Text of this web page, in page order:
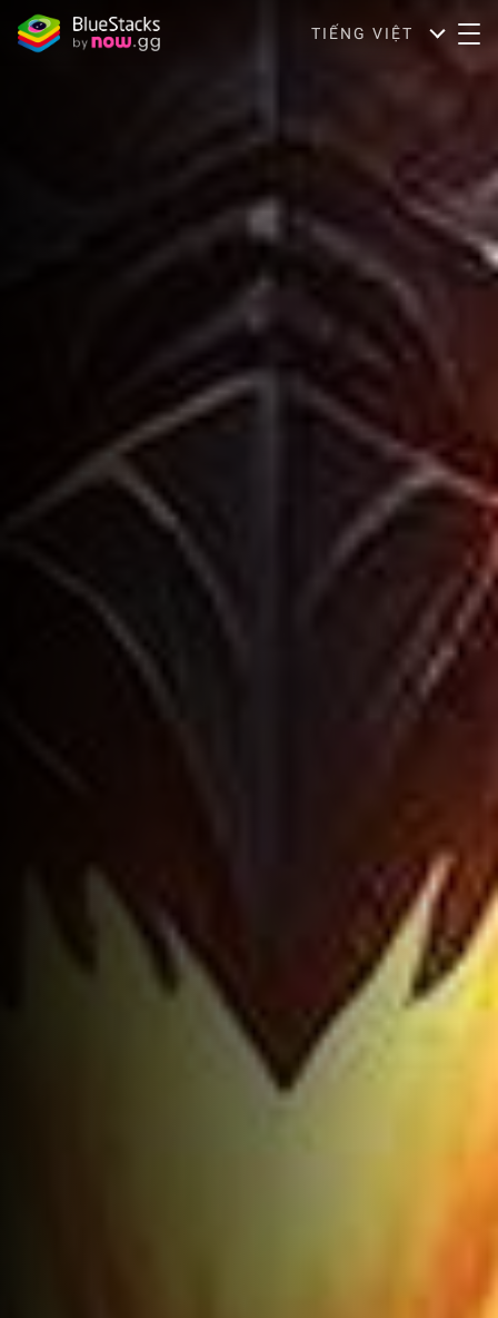
TIẾNG VIỆT